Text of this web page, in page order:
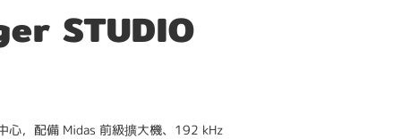
STUDIO
心，配備 Midas 前級擴大機、192 kHz